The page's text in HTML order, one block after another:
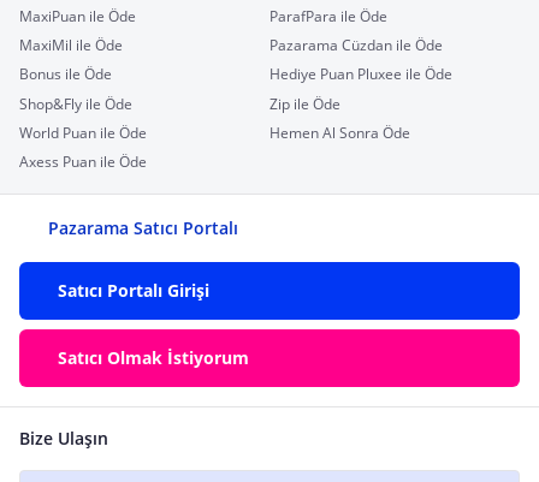
MaxiPuan ile Öde
ParafPara ile Öde
MaxiMil ile Öde
Pazarama Cüzdan ile Öde
Bonus ile Öde
Hediye Puan Pluxee ile Öde
Shop&Fly ile Öde
Zip ile Öde
World Puan ile Öde
Hemen Al Sonra Öde
Axess Puan ile Öde
Pazarama Satıcı Portalı
Satıcı Portalı Girişi
Satıcı Olmak İstiyorum
Bize Ulaşın